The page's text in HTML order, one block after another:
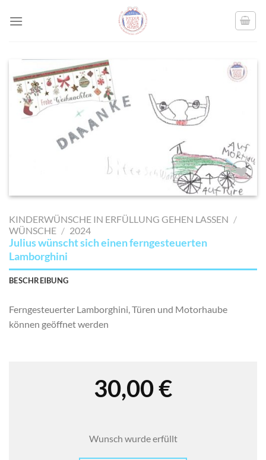
AUF MEINE
SETZEN
KINDERWÜNSCHE IN ERFÜLLUNG GEHEN LASSEN /
WÜNSCHE / 2024
Julius wünscht sich einen ferngesteuerten
Lamborghini
BESCHREIBUNG
Ferngesteuerter Lamborghini, Türen und Motorhaube
können geöffnet werden
30,00€
Wunsch wurde erfüllt